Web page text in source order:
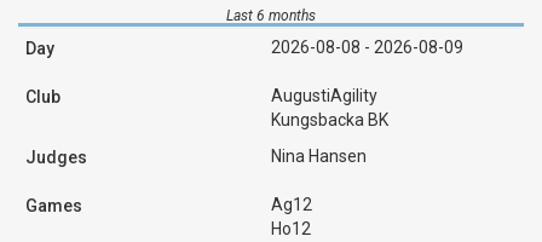
Last 6 months
2026-08-08 - 2026-08-09
AugustiAgility
Kungsbacka BK
Nina Hansen
Ag12
Ho12